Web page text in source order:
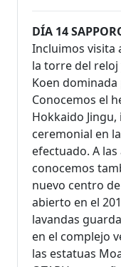
DÍA 14
Incluimos visita
la torre del reloj
Koen
Conocemos el
Hokkaido
ceremonial en
efectuado. A
conocemos
nuevo centro
abierto en el
lavandas
en el complejo
las estatuas